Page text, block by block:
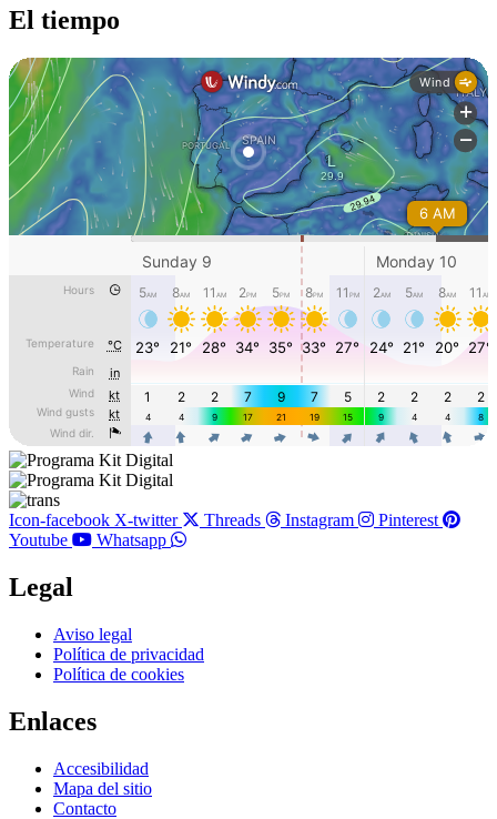
El tiempo
Icon-facebook X-twitter Threads Instagram
Pinterest
Youtube
Whatsapp
Legal
Main
Menu
Aviso legal
Política de privacidad
Política de cookies
Enlaces
Main
Menu
Accesibilidad
Mapa del sitio
Contacto